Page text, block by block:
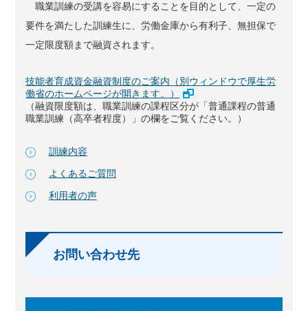
職業訓練の受講を容易にすることを目的として、一定の
要件を満たした訓練生に、労働金庫から有利子、無担保で
一定限度額まで融資されます。
技能者育成資金融資制度のご案内（別ウィンドウで厚生労
働省のホームページが開きます。）
（融資限度額は、職業訓練の課程区分が「普通課程の普通
職業訓練（高卒者程度）」の欄をご覧ください。）
訓練内容
よくあるご質問
利用者の声
お問い合わせ先